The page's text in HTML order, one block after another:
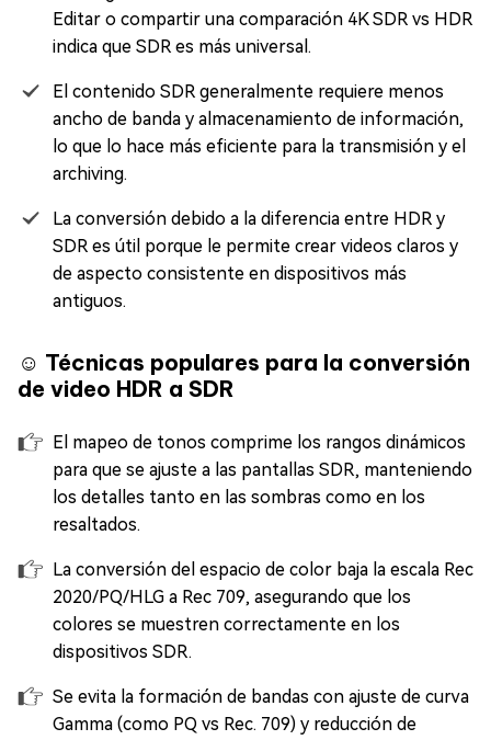
Editar o compartir una comparación 4K SDR vs HDR
indica que SDR es más universal.
El contenido SDR generalmente requiere menos
ancho de banda y almacenamiento de información,
lo que lo hace más eficiente para la transmisión y el
archiving.
La conversión debido a la diferencia entre HDR y
SDR es útil porque le permite crear videos claros y
de aspecto consistente en dispositivos más
antiguos.
☺️ Técnicas populares para la conversión
de video HDR a SDR
El mapeo de tonos comprime los rangos dinámicos
para que se ajuste a las pantallas SDR, manteniendo
los detalles tanto en las sombras como en los
resaltados.
La conversión del espacio de color baja la escala Rec
2020/PQ/HLG a Rec 709, asegurando que los
colores se muestren correctamente en los
dispositivos SDR.
Se evita la formación de bandas con ajuste de curva
Gamma (como PQ vs Rec. 709) y reducción de